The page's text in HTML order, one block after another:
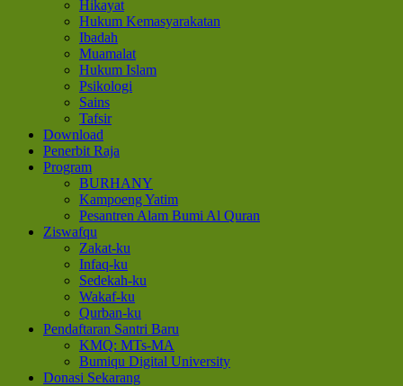
Hikayat
Hukum Kemasyarakatan
Ibadah
Muamalat
Hukum Islam
Psikologi
Sains
Tafsir
Download
Penerbit Raja
Program
BURHANY
Kampoeng Yatim
Pesantren Alam Bumi Al Quran
Ziswafqu
Zakat-ku
Infaq-ku
Sedekah-ku
Wakaf-ku
Qurban-ku
Pendaftaran Santri Baru
KMQ: MTs-MA
Bumiqu Digital University
Donasi Sekarang